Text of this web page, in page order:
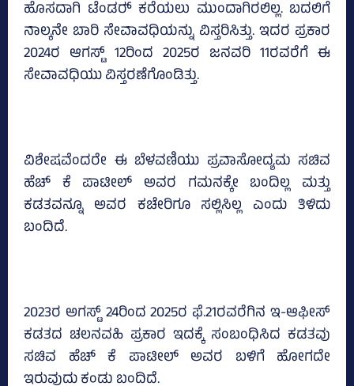
ಹೊಸದಾಗಿ ಟೆಂಡರ್‍‌ ಕರೆಯಲು ಮುಂದಾಗಿರಲಿಲ್ಲ. ಬದಲಿಗೆ
ನಾಲ್ಕನೇ ಬಾರಿ ಸೇವಾವಧಿಯನ್ನು ವಿಸ್ತರಿಸಿತ್ತು. ಇದರ ಪ್ರಕಾರ
2024ರ ಆಗಸ್ಟ್‌ 12ರಿಂದ 2025ರ ಜನವರಿ 11ರವರೆಗೆ ಈ
ಸೇವಾವಧಿಯು ವಿಸ್ತರಣೆಗೊಂಡಿತ್ತು.
ವಿಶೇಷವೆಂದರೇ ಈ ಬೆಳವಣಿಯು ಪ್ರವಾಸೋದ್ಯಮ ಸಚಿವ
ಹೆಚ್‌ ಕೆ ಪಾಟೀಲ್‌ ಅವರ ಗಮನಕ್ಕೇ ಬಂದಿಲ್ಲ ಮತ್ತು
ಕಡತವನ್ನೂ ಅವರ ಕಚೇರಿಗೂ ಸಲ್ಲಿಸಿಲ್ಲ ಎಂದು ತಿಳಿದು
ಬಂದಿದೆ.
2023ರ ಅಗಸ್ಟ್‌ 24ರಿಂದ 2025ರ ಫೆ.21ರವರೆಗಿನ ಇ-ಆಫೀಸ್‌
ಕಡತದ ಚಲನವಹಿ ಪ್ರಕಾರ ಇದಕ್ಕೆ ಸಂಬಂಧಿಸಿದ ಕಡತವು
ಸಚಿವ ಹೆಚ್‌ ಕೆ ಪಾಟೀಲ್‌ ಅವರ ಬಳಿಗೆ ಹೋಗದೇ
ಇರುವುದು ಕಂಡು ಬಂದಿದೆ.